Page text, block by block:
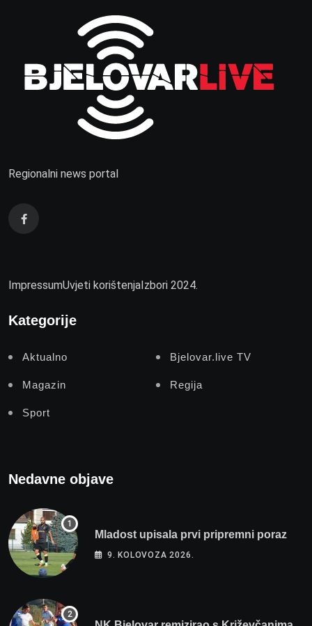
Regionalni news portal
ImpressumUvjeti korištenja Izbori 2024.
Kategorije
Aktualno Bjelovar.live TV
Magazin Regija
Sport
Nedavne objave
Mladost upisala prvi pripremni poraz
9. KOLOVOZA 2026.